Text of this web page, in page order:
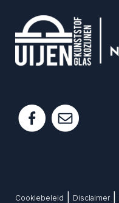
Cookiebeleid Disclaimer